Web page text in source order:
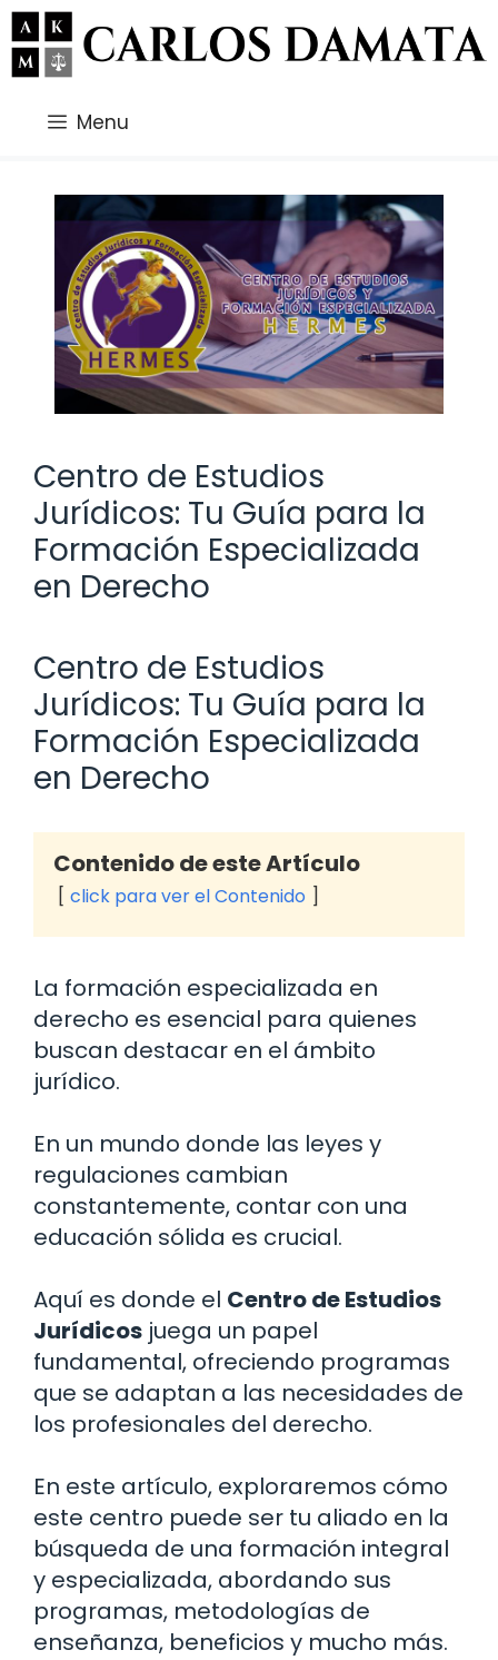
Saltar
al
contenido
Menu
Centro de Estudios
Jurídicos: Tu Guía para la
Formación Especializada
en Derecho
Centro de Estudios
Jurídicos: Tu Guía para la
Formación Especializada
en Derecho
Contenido de este Artículo
click para ver el Contenido
La formación especializada en
derecho es esencial para quienes
buscan destacar en el ámbito
jurídico.
En un mundo donde las leyes y
regulaciones cambian
constantemente, contar con una
educación sólida es crucial.
Aquí es donde el Centro de Estudios
Jurídicos juega un papel
fundamental, ofreciendo programas
que se adaptan a las necesidades de
los profesionales del derecho.
En este artículo, exploraremos cómo
este centro puede ser tu aliado en la
búsqueda de una formación integral
y especializada, abordando sus
programas, metodologías de
enseñanza, beneficios y mucho más.